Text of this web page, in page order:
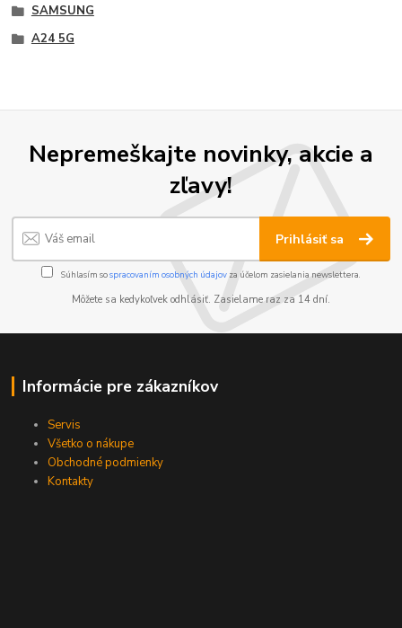
SAMSUNG
A24 5G
Nepremeškajte novinky, akcie a
zľavy!
Prihlásiť sa
Súhlasím sospracovaním osobných údajov za účelom zasielania newslettera.
Môžete sa kedykoľvek odhlásiť. Zasielame raz za 14 dní.
Informácie pre zákazníkov
Servis
Všetko o nákupe
Obchodné podmienky
Kontakty